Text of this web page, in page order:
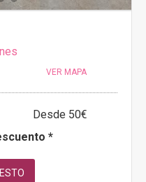
VER MAPA
Desde 50€
*